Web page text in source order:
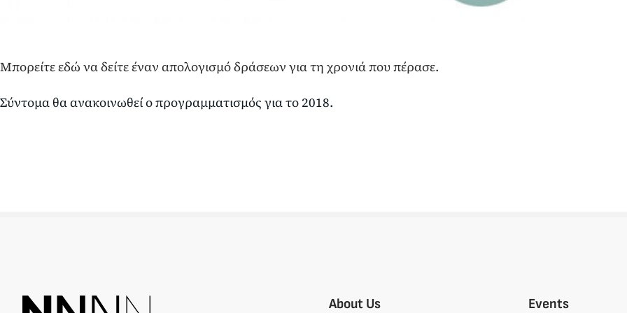
Μπορείτε εδώ να δείτε έναν απολογισμό δράσεων για τη χρονιά που πέρασε.
Σύντομα θα ανακοινωθεί ο προγραμματισμός για το 2018.
About Us Events